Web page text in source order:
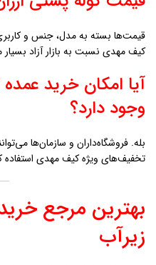
قیمت‌ها بسته به مدل، جنس و
کیف مهدی نسبت به بازار آزاد
آیا امکان خرید
وجود دارد؟
بله. فروشگاه‌داران و سازمان‌ها
تخفیف‌های ویژه کیف مهدی استفاده
بهترین مرجع
زيرآب